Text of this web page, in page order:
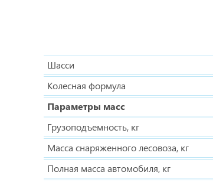
Шасси
Колесная формула
Параметры масс
Грузоподъемность, кг
Масса снаряженного лесовоза, кг
Полная масса автомобиля, кг